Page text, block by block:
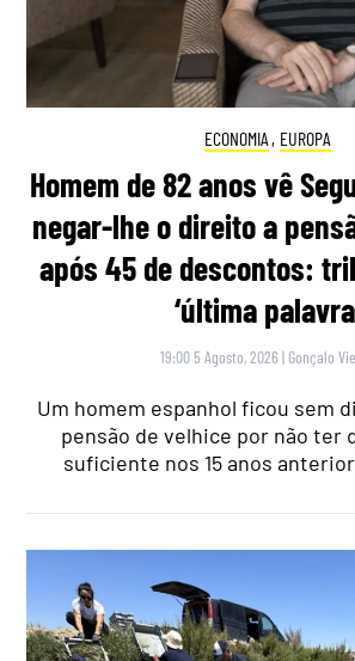
ECONOMIA , EUROPA
Homem de 82 anos vê
negar-lhe o direito a
após 45 de descontos:
‘última
19:00 5 Agosto, 2026 | Gonçalo
Um homem espanhol ficou sem
pensão de velhice por não ter
suficiente nos 15 anos